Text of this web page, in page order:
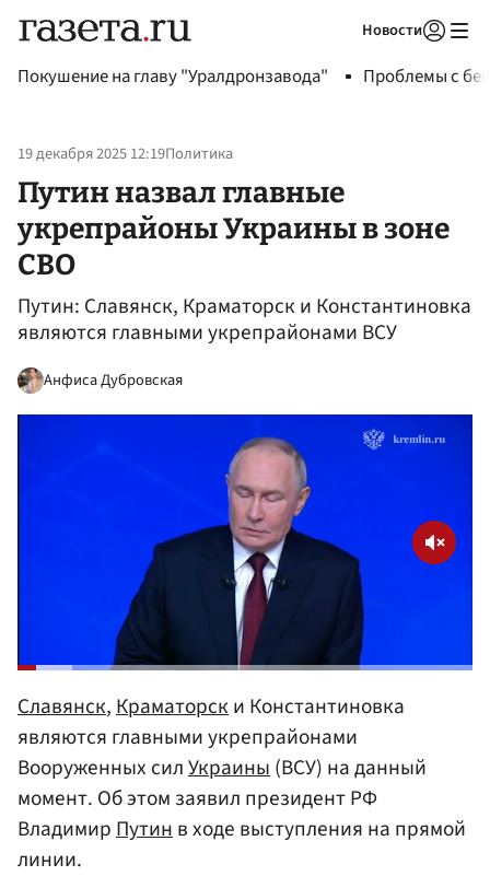
Новости
Покушение на главу "Уралдронзавода" Проблемы с
19 декабря 2025 12:19Политика
Путин назвал главные
укрепрайоны Украины в зоне
СВО
Путин: Славянск, Краматорск и Константиновка
являются главными укрепрайонами ВСУ
Анфиса Дубровская
Славянск,Краматорски Константиновка
являются главными укрепрайонами
Вооруженных силУкраины(ВСУ) на данный
момент. Об этом заявил президент РФ
ВладимирПутинв ходе выступления на прямой
линии.